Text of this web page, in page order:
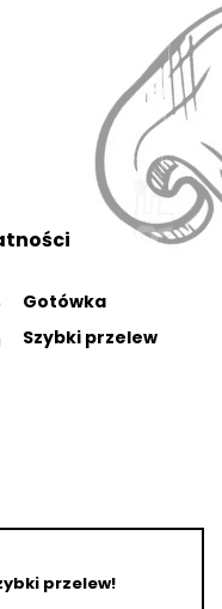
Gotówka
Szybki przelew
przelew!